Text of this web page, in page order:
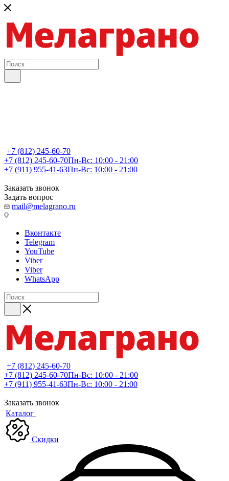
+7 (812) 245-60-70
+7 (812) 245-60-70Пн-Вс: 10:00 - 21:00
+7 (911) 955-41-63Пн-Вс: 10:00 - 21:00
Заказать звонок
Задать вопрос
mail@melagrano.ru
Вконтакте
Telegram
YouTube
Viber
Viber
WhatsApp
+7 (812) 245-60-70
+7 (812) 245-60-70Пн-Вс: 10:00 - 21:00
+7 (911) 955-41-63Пн-Вс: 10:00 - 21:00
Заказать звонок
Каталог
Скидки